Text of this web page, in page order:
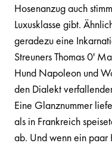
Hosenanzug auch
Luxusklasse gibt.
geradezu eine
Streuners Thomas 0'
Hund Napoleon und
den Dialekt
Eine Glanznummer
als in Frankreich
ab. Und wenn ein paar